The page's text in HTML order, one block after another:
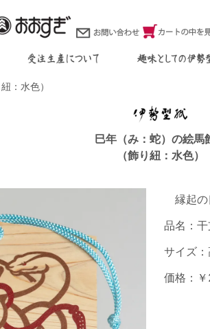
：水色）
巳年（み：蛇）の絵馬
（飾り紐：水色）
縁起の
品名：干
サイズ
価格：